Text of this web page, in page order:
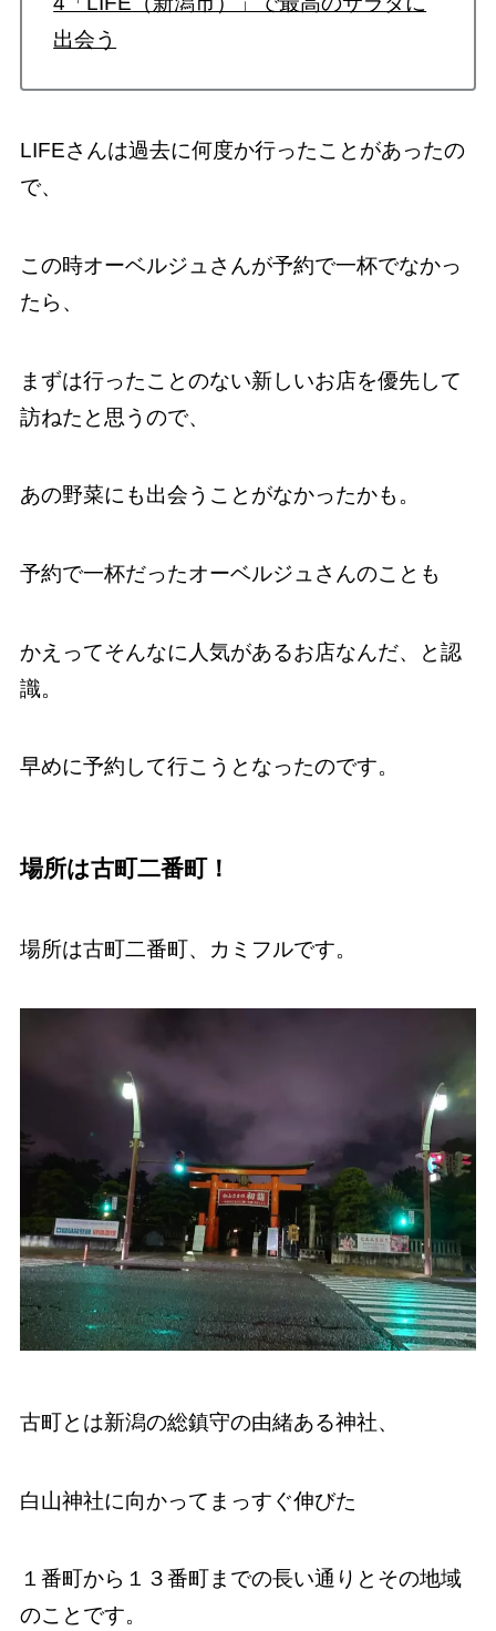
出会う
LIFEさんは過去に何度か行ったことがあったの
で、
この時オーベルジュさんが予約で一杯でなかっ
たら、
まずは行ったことのない新しいお店を優先して
訪ねたと思うので、
あの野菜にも出会うことがなかったかも。
予約で一杯だったオーベルジュさんのことも
かえってそんなに人気があるお店なんだ、と認
識。
早めに予約して行こうとなったのです。
場所は古町二番町！
場所は古町二番町、カミフルです。
古町とは新潟の総鎮守の由緒ある神社、
白山神社に向かってまっすぐ伸びた
１番町から１３番町までの長い通りとその地域
のことです。